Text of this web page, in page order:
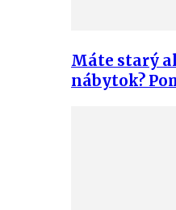
Máte starý
nábytok?